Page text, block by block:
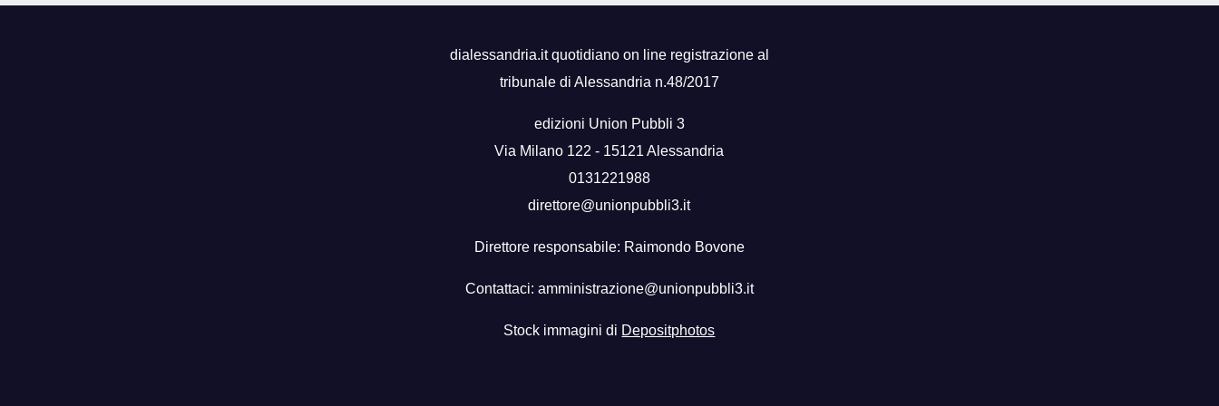
dialessandria.it quotidiano on line registrazione al
tribunale di Alessandria n.48/2017
edizioni Union Pubbli 3
Via Milano 122 - 15121 Alessandria
0131221988
direttore@unionpubbli3.it
Direttore responsabile: Raimondo Bovone
Contattaci: amministrazione@unionpubbli3.it
Stock immagini di Depositphotos